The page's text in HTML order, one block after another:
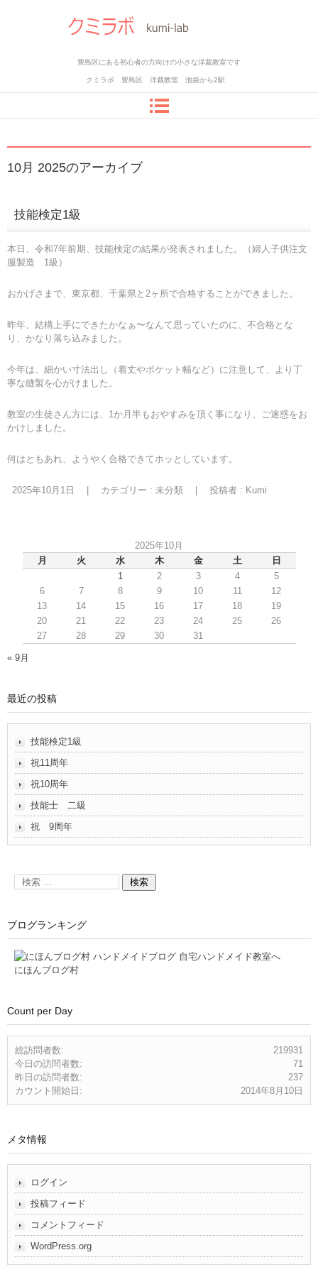
豊島区にある初心者の方向けの小さな洋裁教室です
クミラボ 豊島区 洋裁教室 池袋から2駅
10月 2025のアーカイブ
技能検定1級
本日、令和7年前期、技能検定の結果が発表されました。（婦人子供注文
服製造 1級）
おかげさまで、東京都、千葉県と2ヶ所で合格することができました。
昨年、結構上手にできたかなぁ〜なんて思っていたのに、不合格とな
り、かなり落ち込みました。
今年は、細かい寸法出し（着丈やポケット幅など）に注意して、より丁
寧な縫製を心がけました。
教室の生徒さん方には、1か月半もおやすみを頂く事になり、ご迷惑をお
かけしました。
何はともあれ、ようやく合格できてホッとしています。
2025年10月1日 カテゴリー : 未分類 投稿者 : Kumi
2025年10月
月
火 水 木 金 土
日
1
2 3 4
5
6
7 8 9 10 11
12
13
14 15 16 17 18
19
20
21 22 23 24 25
26
27
28 29 30 31
« 9月
最近の投稿
技能検定1級
祝11周年
祝10周年
技能士 二級
祝 9周年
ブログランキング
にほんブログ村
Count per Day
219931
総訪問者数:
71
今日の訪問者数:
237
昨日の訪問者数:
2014年8月10日
カウント開始日:
メタ情報
ログイン
投稿フィード
コメントフィード
WordPress.org